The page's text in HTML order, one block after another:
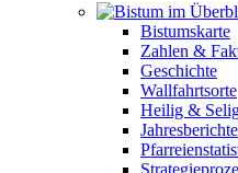
Bistumskarte
Zahlen &
Geschichte
Wallfahrtsorte
Heilig &
Jahresberichte